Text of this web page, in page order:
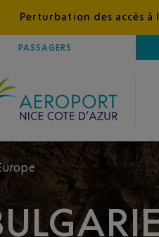
Perturbation des accès à
PASSAGERS
AÉROPORTNICE CÔTE D'AZUR